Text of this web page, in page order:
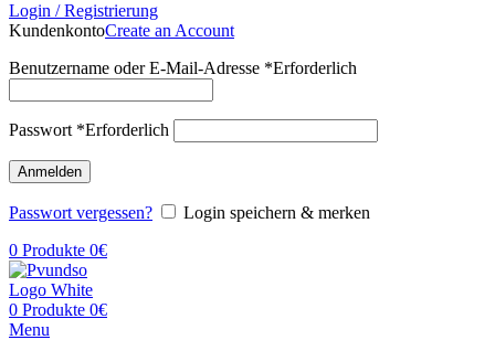
Login / Registrierung
KundenkontoCreate an Account
Benutzername oder E-Mail-Adresse *Erforderlich
Passwort *Erforderlich
Anmelden
Passwort vergessen?
Login speichern & merken
0 Produkte 0€
0 Produkte 0€
Menu